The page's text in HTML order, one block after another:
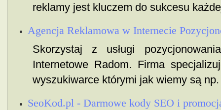
reklamy jest kluczem do sukcesu
Agencja Reklamowa w Internecie
Skorzystaj z usługi
Internetowe Radom. Firma
wyszukiwarce którymi jak wiemy są
SeoKod.pl - Darmowe kody SEO i